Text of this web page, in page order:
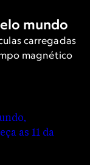
mundo
carregadas
magnético